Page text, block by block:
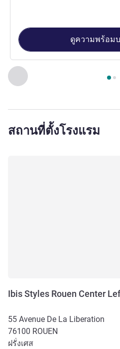
ก่อนหน้า - ห้องพัก
หน้า1 , ห้องพัก 1 :
ดูความพร้อม
สถานที่ตั้งโรงแรม
Ibis Styles Rouen Center
55 Avenue De La Liberation
76100 ROUEN
ฝรั่งเศส